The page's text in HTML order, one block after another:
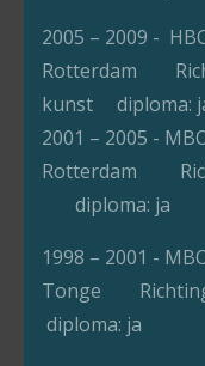
2005 – 2009 -
Rotterdam
kunst diploma:
2001 – 2005 -
Rotterdam
diploma: ja
1998 – 2001 -
Tonge
diploma: ja